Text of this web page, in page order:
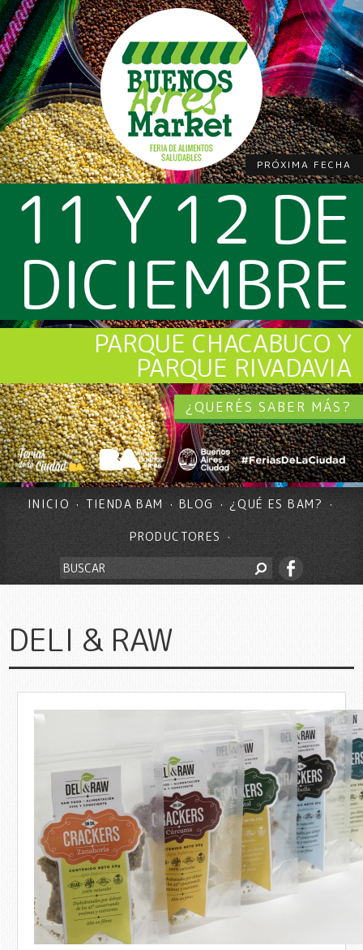
PRÓXIMA FECHA
11 Y 12 DE
DICIEMBRE
PARQUE CHACABUCO Y
PARQUE RIVADAVIA
¿QUERÉS SABER MÁS?
INICIO TIENDA BAM BLOG ¿QUÉ ES BAM?
PRODUCTORES
DELI & RAW